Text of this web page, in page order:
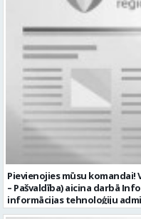
Pievienojies mūsu
– Pašvaldība) aicina darbā
informācijas tehnoloģiju
Darba vieta: Rūjienas un